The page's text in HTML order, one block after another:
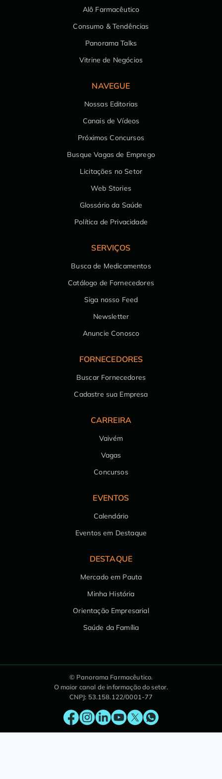
Alô Farmacêutico
Consumo & Tendências
Panorama Talks
Vitrine de Negócios
NAVEGUE
Nossas Editorias
Canais de Vídeos
Próximos Concursos
Busque Vagas de Emprego
Licitações no Setor
Web Stories
Glossário da Saúde
Política de Privacidade
SERVIÇOS
Busca de Medicamentos
Catálogo de Fornecedores
Siga nosso Feed
Newsletter
Anuncie Conosco
FORNECEDORES
Buscar Fornecedores
Cadastre sua Empresa
CARREIRA
Vaivém
Vagas
Concursos
EVENTOS
Calendário
Eventos em Destaque
DESTAQUE
Mercado em Pauta
Minha História
Orientação Empresarial
Saúde da Família
© Panorama Farmacêutico.
O maior canal de informação do setor.
CNPJ: 53.158.122/0001-77